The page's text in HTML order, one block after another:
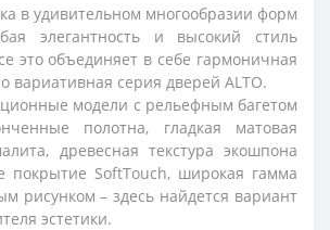
в удивительном многообразии форм
элегантность и высокий стиль
это объединяет в себе гармоничная
вариативная серия дверей ALTO.
модели с рельефным багетом
полотна, гладкая матовая
древесная текстура экошпона
покрытие SoftTouch, широкая гамма
рисунком – здесь найдется вариант
эстетики.